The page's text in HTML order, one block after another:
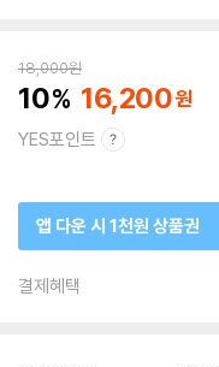
18,000원
10 16,200
YES포인트
앱 다운 시 1천원 상품권
결제혜택